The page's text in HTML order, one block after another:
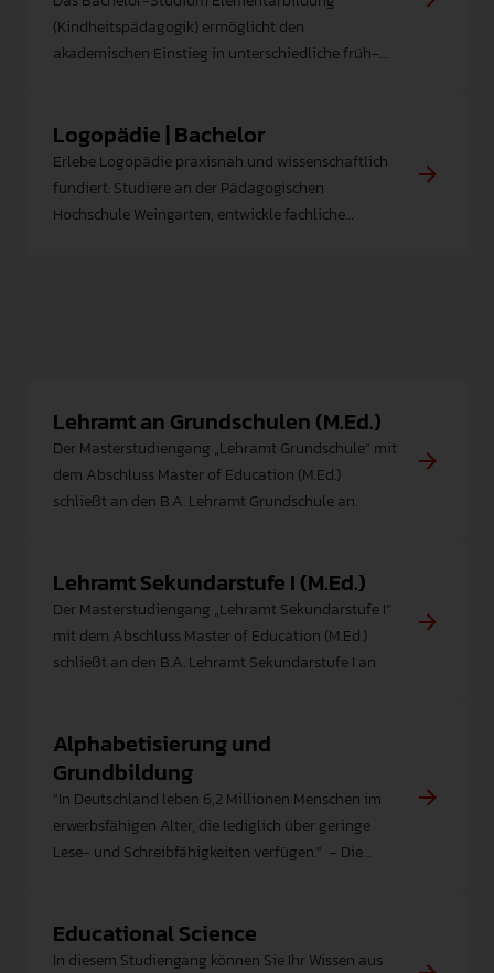
(Kindheitspädagogik) ermöglicht den
akademischen Einstieg in unterschiedliche früh-
Logopädie | Bachelor
Erlebe Logopädie praxisnah und wissenschaftlich
fundiert: Studiere an der Pädagogischen
Hochschule Weingarten, entwickle fachliche
Lehramt an Grundschulen (M.Ed.)
Der Masterstudiengang „Lehramt Grundschule“ mit
dem Abschluss Master of Education (M.Ed.)
schließt an den B.A. Lehramt Grundschule an.
Lehramt Sekundarstufe I (M.Ed.)
Der Masterstudiengang „Lehramt Sekundarstufe I”
mit dem Abschluss Master of Education (M.Ed.)
schließt an den B.A. Lehramt Sekundarstufe I an
Alphabetisierung und
Grundbildung
"In Deutschland leben 6,2 Millionen Menschen im
erwerbsfähigen Alter, die lediglich über geringe
Lese- und Schreibfähigkeiten verfügen." ­ ­– Die
und schreiben zu lernen. SAPPERLOTT!
Educational Science
In diesem Studiengang können Sie Ihr Wissen aus